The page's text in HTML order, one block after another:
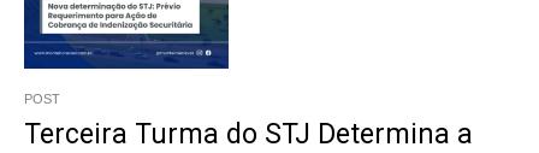
POST
Terceira Turma do STJ Determina a